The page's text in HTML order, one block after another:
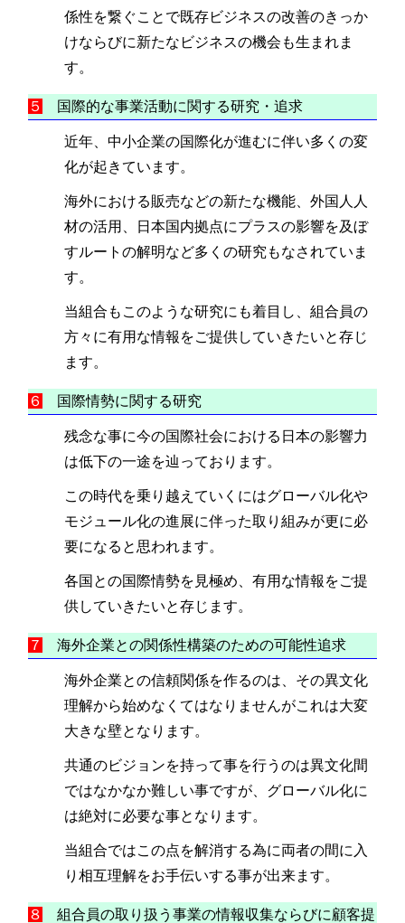
係性を繋ぐことで既存ビジネスの改善のきっか
けならびに新たなビジネスの機会も生まれま
す。
５ 国際的な事業活動に関する研究・追求
近年、中小企業の国際化が進むに伴い多くの変
化が起きています。
海外における販売などの新たな機能、外国人人
材の活用、日本国内拠点にプラスの影響を及ぼ
すルートの解明など多くの研究もなされていま
す。
当組合もこのような研究にも着目し、組合員の
方々に有用な情報をご提供していきたいと存じ
ます。
６ 国際情勢に関する研究
残念な事に今の国際社会における日本の影響力
は低下の一途を辿っております。
この時代を乗り越えていくにはグローバル化や
モジュール化の進展に伴った取り組みが更に必
要になると思われます。
各国との国際情勢を見極め、有用な情報をご提
供していきたいと存じます。
７ 海外企業との関係性構築のための可能性追求
海外企業との信頼関係を作るのは、その異文化
理解から始めなくてはなりませんがこれは大変
大きな壁となります。
共通のビジョンを持って事を行うのは異文化間
ではなかなか難しい事ですが、グローバル化に
は絶対に必要な事となります。
当組合ではこの点を解消する為に両者の間に入
り相互理解をお手伝いする事が出来ます。
８
組合員の取り扱う事業の情報収集ならびに顧客提